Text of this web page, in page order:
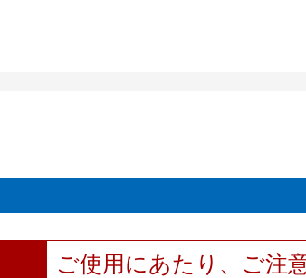
ご使用にあたり、ご注